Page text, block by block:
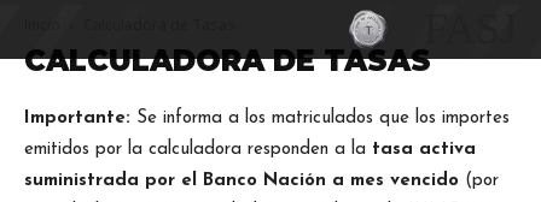
CALCULADORA DE TASAS
Importante: Se informa a los matriculados que los importes
emitidos por la calculadora responden a la tasa activa
suministrada por el Banco Nación a mes vencido (por